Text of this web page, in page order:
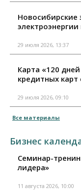
Новосибирские
29 июля 2026, 13:37
Карта «120
кредитных
29 июля 2026, 09:10
Все материалы
Бизнес
Семинар-
лидера»
11 августа 2026, 10:00